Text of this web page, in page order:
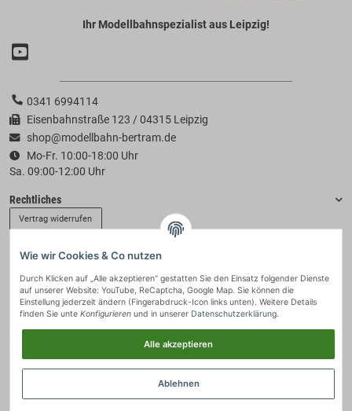
Ihr Modellbahnspezialist aus Leipzig!
0341 6994114
Eisenbahnstraße 123 / 04315 Leipzig
shop@modellbahn-bertram.de
Mo-Fr. 10:00-18:00 Uhr
Sa. 09:00-12:00 Uhr
Rechtliches
Vertrag widerrufen
Zahlung & Versand
Wie wir Cookies & Co nutzen
Durch Klicken auf „Alle akzeptieren“ gestatten Sie den Einsatz folgender Dienste
auf unserer Website: YouTube, ReCaptcha, Google Map. Sie können die
Einstellung jederzeit ändern (Fingerabdruck-Icon links unten). Weitere Details
finden Sie unte Konfigurieren und in unserer Datenschutzerklärung.
Alle akzeptieren
Ablehnen